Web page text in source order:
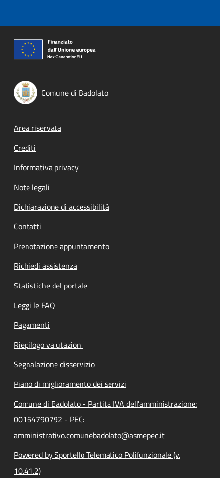
Comune di Badolato
Footer menu
Area riservata
Crediti
Informativa privacy
Note legali
Dichiarazione di accessibilità
Contatti
Prenotazione appuntamento
Richiedi assistenza
Statistiche del portale
Leggi le FAQ
Pagamenti
Riepilogo valutazioni
Segnalazione disservizio
Piano di miglioramento dei servizi
Comune di Badolato - Partita IVA dell'amministrazione:
00164790792 - PEC:
amministrativo.comunebadolato@asmepec.it
Powered by Sportello Telematico Polifunzionale (v.
10.41.2)